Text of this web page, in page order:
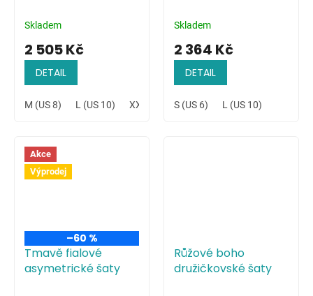
Skladem
2 505 Kč
DETAIL
M (US 8) L (US 10) XXL (US 14)
stylu
Skladem
2 364 Kč
DETAIL
S (US 6) L (US 10)
Akce
Výprodej
–60 %
Tmavě fialové
asymetrické šaty
Růžové boho
družičkovské šaty